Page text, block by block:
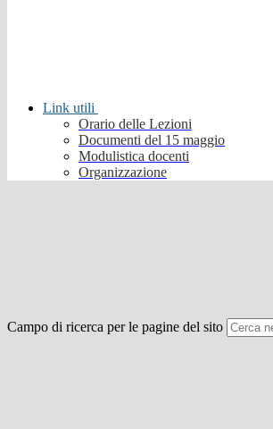
Link utili
Orario delle Lezioni
Documenti del 15 maggio
Modulistica docenti
Organizzazione
Campo di ricerca per le pagine del sito